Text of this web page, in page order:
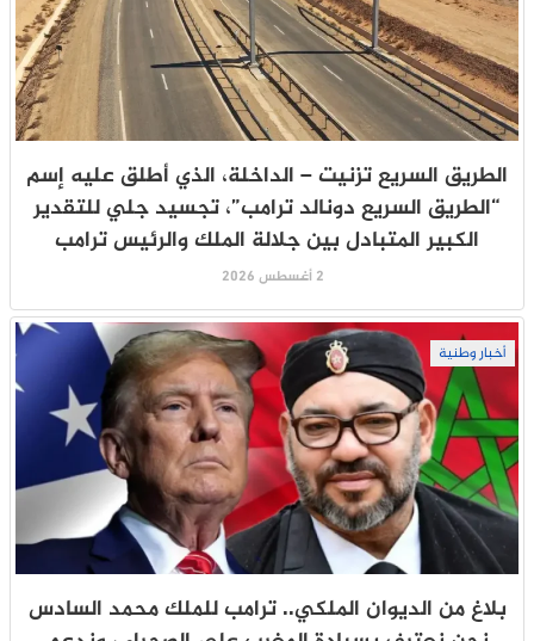
الطريق السريع تزنيت – الداخلة، الذي أطلق عليه إسم
“الطريق السريع دونالد ترامب”، تجسيد جلي للتقدير
الكبير المتبادل بين جلالة الملك والرئيس ترامب
2 أغسطس 2026
أخبار وطنية
بلاغ من الديوان الملكي.. ترامب للملك محمد السادس